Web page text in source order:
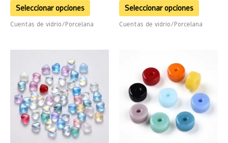
Seleccionar opciones
página
Cuentas de vidrio/Porcelana
Seleccionar opciones
página
Cuentas de vidrio/Porcelana